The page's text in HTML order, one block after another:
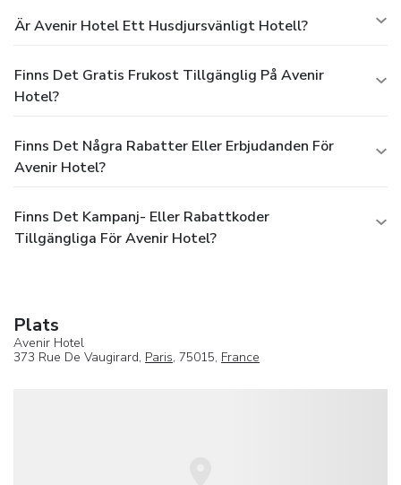
Är Avenir Hotel Ett Husdjursvänligt Hotell?
Finns Det Gratis Frukost Tillgänglig På Avenir
Hotel?
Finns Det Några Rabatter Eller Erbjudanden För
Avenir Hotel?
Finns Det Kampanj- Eller Rabattkoder
Tillgängliga För Avenir Hotel?
Plats
Avenir Hotel
373 Rue De Vaugirard, Paris, 75015, France